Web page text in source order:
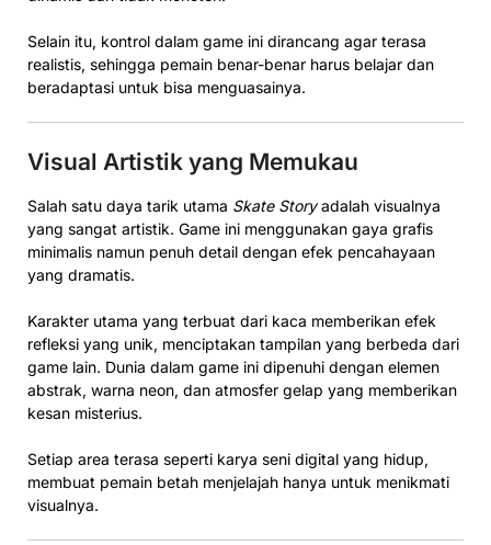
Selain itu, kontrol dalam game ini dirancang agar terasa
realistis, sehingga pemain benar-benar harus belajar dan
beradaptasi untuk bisa menguasainya.
Visual Artistik yang Memukau
Salah satu daya tarik utama Skate Storyadalah visualnya
yang sangat artistik. Game ini menggunakan gaya grafis
minimalis namun penuh detail dengan efek pencahayaan
yang dramatis.
Karakter utama yang terbuat dari kaca memberikan efek
refleksi yang unik, menciptakan tampilan yang berbeda dari
game lain. Dunia dalam game ini dipenuhi dengan elemen
abstrak, warna neon, dan atmosfer gelap yang memberikan
kesan misterius.
Setiap area terasa seperti karya seni digital yang hidup,
membuat pemain betah menjelajah hanya untuk menikmati
visualnya.